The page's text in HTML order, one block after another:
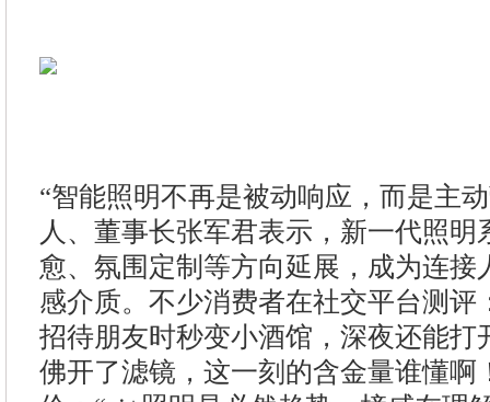
“智能照明不再是被动响应，而是主
人、董事长张军君表示，新一代照明
愈、氛围定制等方向延展，成为连接
感介质。不少消费者在社交平台测评
招待朋友时秒变小酒馆，深夜还能打
佛开了滤镜，这一刻的含金量谁懂啊